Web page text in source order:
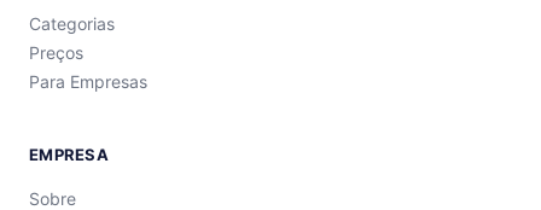
Categorias
Preços
Para Empresas
EMPRESA
Sobre